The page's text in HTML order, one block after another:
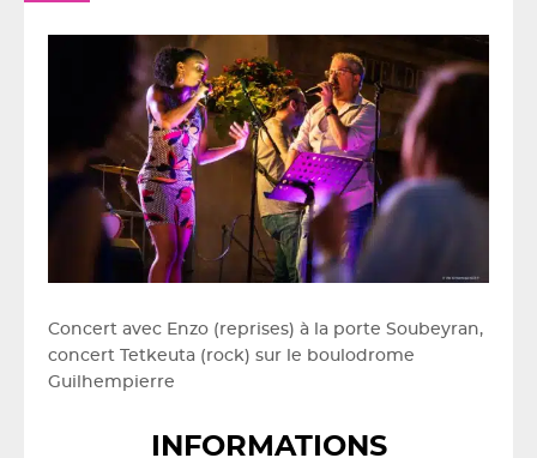
Concert avec Enzo (reprises) à la porte Soubeyran,
concert Tetkeuta (rock) sur le boulodrome
Guilhempierre
INFORMATIONS